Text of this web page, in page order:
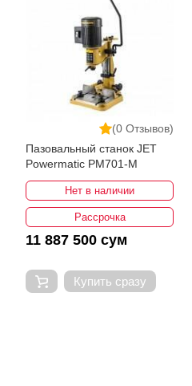
(0 Отзывов)
Пазовальный станок JET
Powermatic PM701-M
Нет в наличии
Рассрочка
11 887 500 сум
Купить сразу